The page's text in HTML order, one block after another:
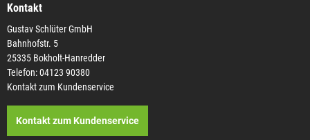
Kontakt
Gustav Schlüter GmbH
Bahnhofstr. 5
25335 Bokholt-Hanredder
Telefon: 04123 90380
Kontakt zum Kundenservice
Kontakt zum Kundenservice